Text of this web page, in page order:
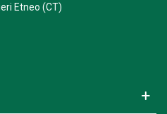
Etneo (CT)